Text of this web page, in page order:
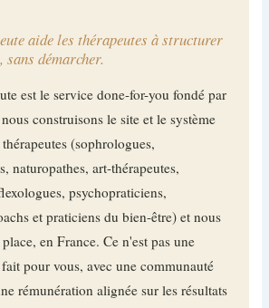
aide les thérapeutes à structurer
démarcher.
est le service done-for-you fondé par
construisons le site et le système
(sophrologues,
naturopathes, art-thérapeutes,
psychopraticiens,
et praticiens du bien-être) et nous
en France. Ce n'est pas une
pour vous, avec une communauté
rémunération alignée sur les résultats